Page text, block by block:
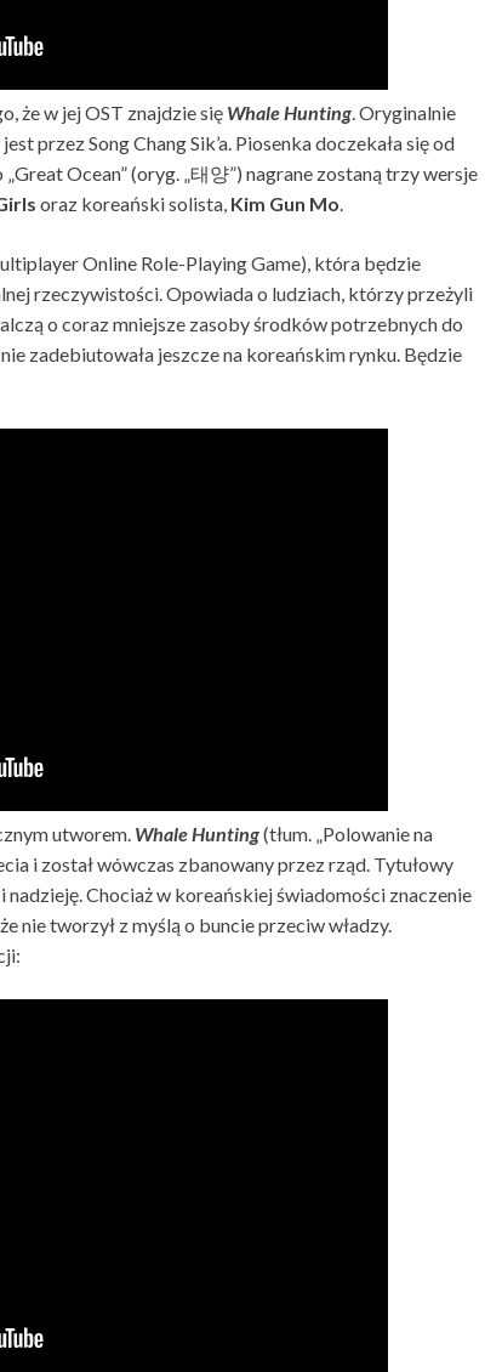
że w jej OST znajdzie się Whale Hunting. Oryginalnie
przez Song Chang Sik’a. Piosenka doczekała się od
Ocean” (oryg. „태양”) nagrane zostaną trzy wersje
oraz koreański solista, Kim Gun Mo.
Online Role-Playing Game), która będzie
rzeczywistości. Opowiada o ludziach, którzy przeżyli
o coraz mniejsze zasoby środków potrzebnych do
zadebiutowała jeszcze na koreańskim rynku. Będzie
utworem. Whale Hunting(tłum. „Polowanie na
i został wówczas zbanowany przez rząd. Tytułowy
Chociaż w koreańskiej świadomości znaczenie
nie tworzył z myślą o buncie przeciw władzy.